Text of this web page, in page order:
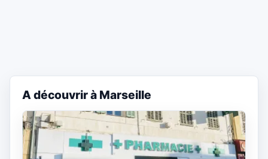
A découvrir à Marseille